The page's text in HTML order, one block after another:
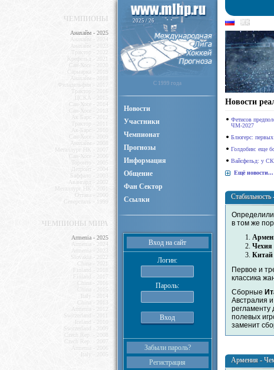
ЧЕМПИОНЫ
Анахайм - 2025
Анахайм - 2024
Анахайм - 2023
Трактор - 2022
Крефельд - 2021
Сан-Хосе - 2020
Сарыарка - 2019
Анахайм - 2018
Филадельфия - 2017
Трактор - 2016
ЦСКА - 2015
Сан-Хосе - 2014
Сан-Хосе - 2013
Ак Барс - 2012
Трактор - 2011
Ак-Барс - 2010
Сан-Хосе - 2009
Анахайм - 2008
Металлург НК - 2007
Сан-Хосе - 2006
Торонто - 2005
Детройт - 2004
Баффало - 2003
Авангард - 2002
Металлург НК - 2001
Оттава - 2000
Северсталь - 1999
ЧЕМПИОНЫ МИРА
Armenia - 2025
Armenia - 2024
Armenia - 2023
Slovakia - 2022
China - 2021
Finland - 2018
Finland - 2017
China - 2016
China - 2015
Italy - 2014
China - 2013
Armenia - 2012
Switzerland - 2011
Iceland - 2010
Switzerland - 2009
Czech Rep. - 2008
Czech Rep. - 2007
Armenia - 2006
Italy - 2005
2025 / 26
C 1999 года
Новости
Участники
Чемпионат
Прогнозы
Информация
Общение
Фан Сектор
Ссылки
Вход на сайт
Логин:
Пароль:
Забыли пароль?
Регистрация
Новости
Фетисов
ЧМ-2027
Блюгерс:
Голдобин: еще
Вайсфельд: у
Ещё новости...
Стабильность
в том же
Чехия
Китай
Первое и
классика
Сборные
Австралия
регламенту
полевых
заменит
Армения -